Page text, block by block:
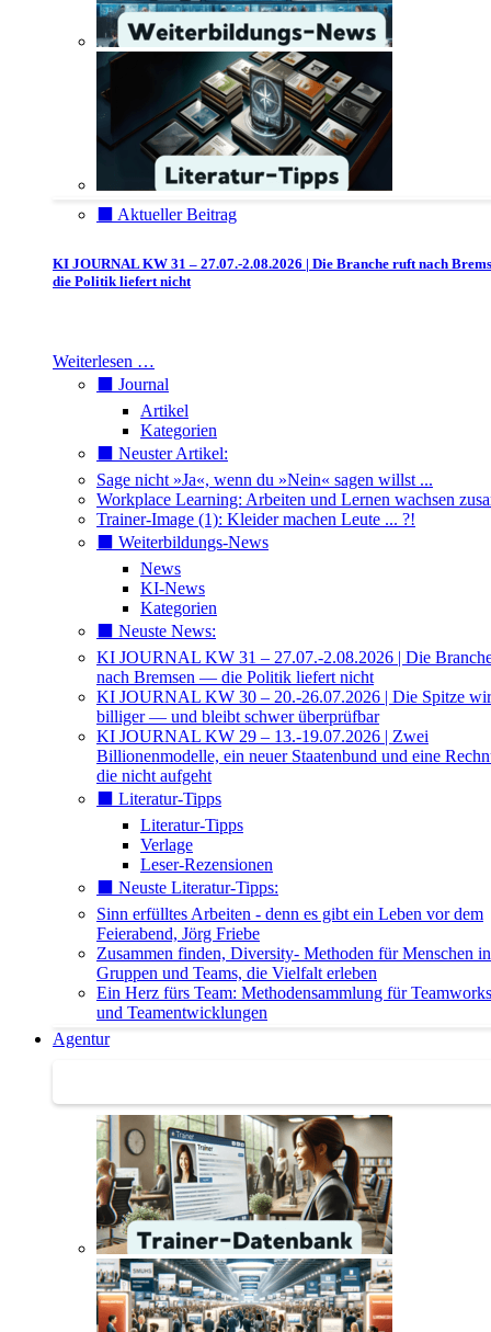
⬛️ Aktueller Beitrag
KI JOURNAL KW 31 – 27.07.-2.08.2026 | Die Branche ruft nach
die Politik liefert nicht
Weiterlesen …
⬛️ Journal
Artikel
Kategorien
⬛️ Neuster Artikel:
Sage nicht »Ja«, wenn du »Nein« sagen willst ...
Workplace Learning: Arbeiten und Lernen wachsen
Trainer-Image (1): Kleider machen Leute ... ?!
⬛️ Weiterbildungs-News
News
KI-News
Kategorien
⬛️ Neuste News:
KI JOURNAL KW 31 – 27.07.-2.08.2026 | Die
nach Bremsen — die Politik liefert nicht
KI JOURNAL KW 30 – 20.-26.07.2026 | Die Spitze
billiger — und bleibt schwer überprüfbar
KI JOURNAL KW 29 – 13.-19.07.2026 | Zwei
Billionenmodelle, ein neuer Staatenbund und eine
die nicht aufgeht
⬛️ Literatur-Tipps
Literatur-Tipps
Verlage
Leser-Rezensionen
⬛️ Neuste Literatur-Tipps:
Sinn erfülltes Arbeiten - denn es gibt ein Leben vor dem
Feierabend, Jörg Friebe
Zusammen finden, Diversity- Methoden für Menschen in
Gruppen und Teams, die Vielfalt erleben
Ein Herz fürs Team: Methodensammlung für
und Teamentwicklungen
Agentur